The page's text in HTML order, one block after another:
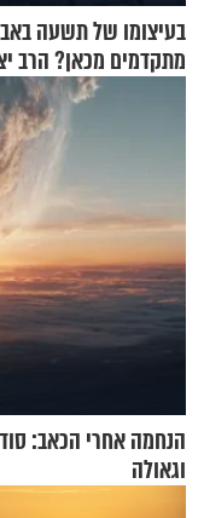
בעיצומו של תשעה
מתקדמים מכאן? הרב
גרוסמן בשיחה מיוחדת
הנחמה אחרי הכאב:
וגאולה